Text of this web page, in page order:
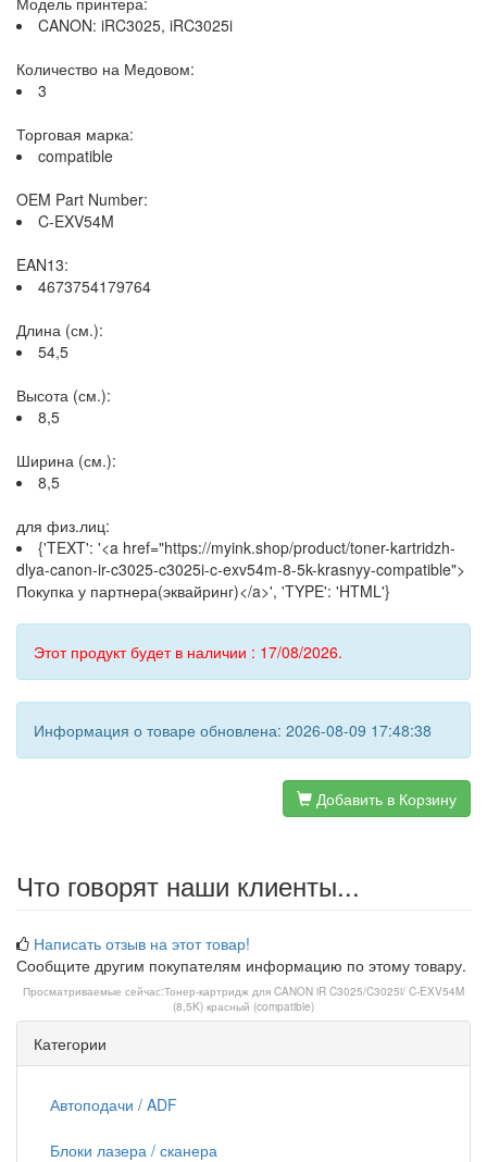
CANON: iRC3025, iRC3025i
Количество на Медовом:
3
Торговая марка:
compatible
OEM Part Number:
C-EXV54M
EAN13:
4673754179764
Длина (см.):
54,5
Высота (см.):
8,5
Ширина (см.):
8,5
для физ.лиц:
{'TEXT': '<a href="https://myink.shop/product/toner-kartridzh-
dlya-canon-ir-c3025-c3025i-c-exv54m-8-5k-krasnyy-compatible">
Покупка у партнера(эквайринг)</a>', 'TYPE': 'HTML'}
Этот продукт будет в наличии : 17/08/2026.
Информация о товаре обновлена: 2026-08-09 17:48:38
Добавить в Корзину
Что говорят наши клиенты...
Написать отзыв на этот товар!
Сообщите другим покупателям информацию по этому товару.
Просматриваемые сейчас:Тонер-картридж для CANON iR C3025/C3025i/ C-EXV54M
(8,5K) красный (compatible)
Категории
Автоподачи / ADF
Блоки лазера / сканера